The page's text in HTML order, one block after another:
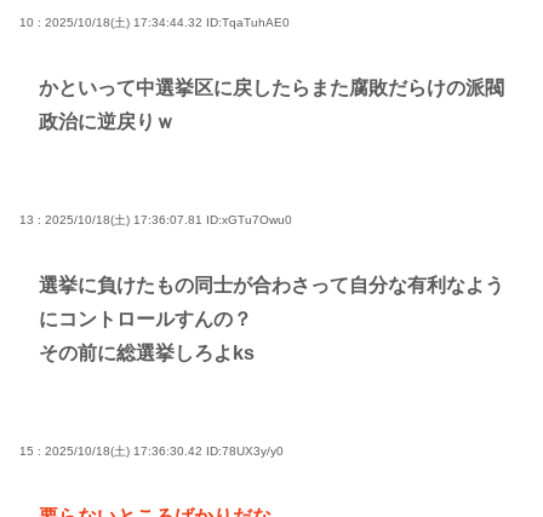
10 : 2025/10/18(土) 17:34:44.32 ID:TqaTuhAE0
かといって中選挙区に戻したらまた腐敗だらけの派閥
政治に逆戻りｗ
13 : 2025/10/18(土) 17:36:07.81 ID:xGTu7Owu0
選挙に負けたもの同士が合わさって自分な有利なよう
にコントロールすんの？
その前に総選挙しろよks
15 : 2025/10/18(土) 17:36:30.42 ID:78UX3y/y0